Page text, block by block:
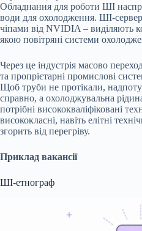
Обладнання для роботи ШІ
води для охолодження. ШІ-
чіпами від NVIDIA – виділяють
якою повітряні системи
Через це індустрія масово
та пропрієтарні промислові
Щоб труби не протікали,
справно, а охолоджувальна
потрібні висококваліфіковані
висококласні, навіть елітні
згорить від перегріву.
Приклад вакансії
ШІ-етнограф